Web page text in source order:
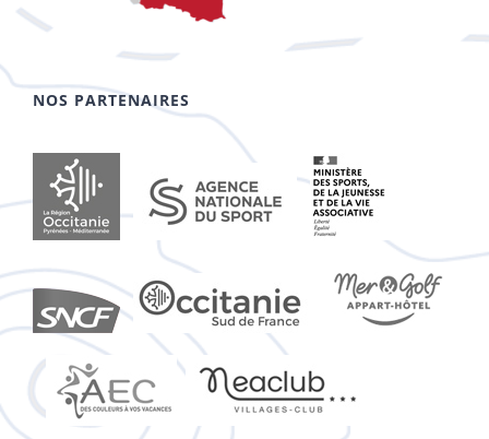
NOS PARTENAIRES